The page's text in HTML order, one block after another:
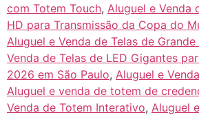
com Totem Touch, Aluguel e Venda
HD para Transmissão da Copa do
Aluguel e Venda de Telas de
Venda de Telas de LED Gigantes
2026 em São Paulo, Aluguel e
Aluguel e venda de totem de
Venda de Totem Interativo, Aluguel